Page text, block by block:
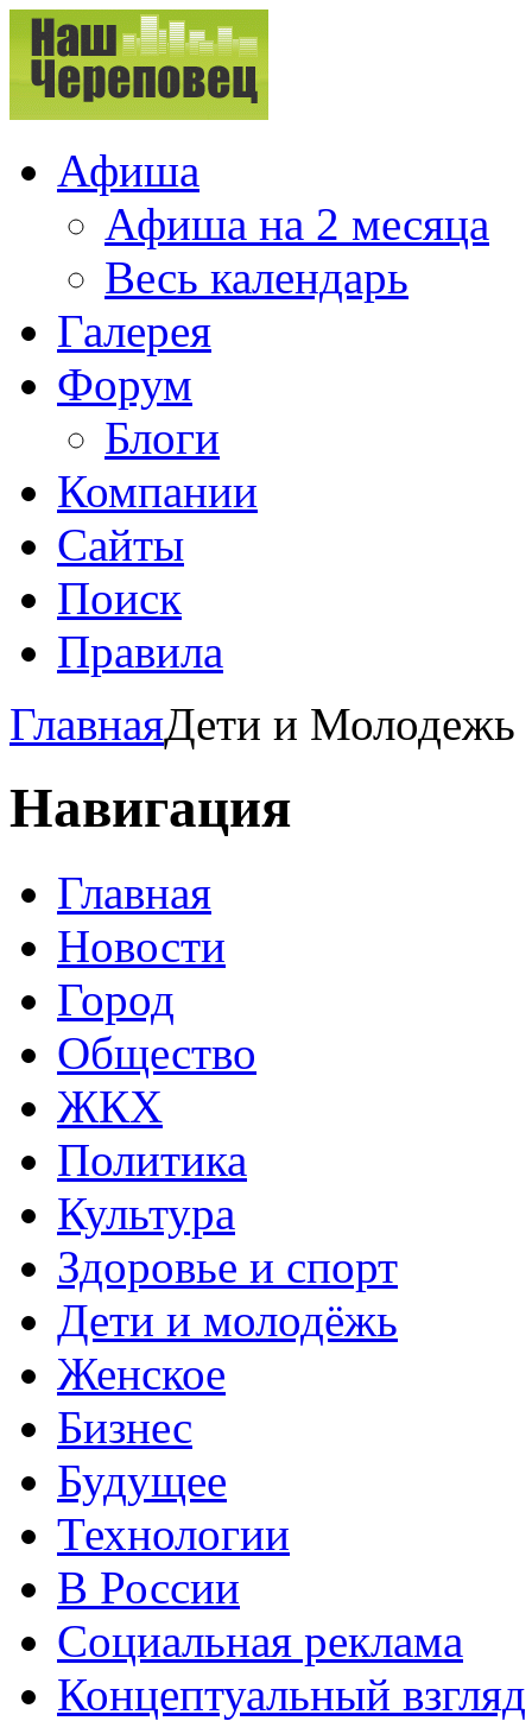
Афиша
Афиша на 2 месяца
Весь календарь
Галерея
Форум
Блоги
Компании
Сайты
Поиск
Правила
ГлавнаяДети и Молодежь
Навигация
Главная
Новости
Город
Общество
ЖКХ
Политика
Культура
Здоровье и спорт
Дети и молодёжь
Женское
Бизнес
Будущее
Технологии
В России
Социальная реклама
Концептуальный взгляд